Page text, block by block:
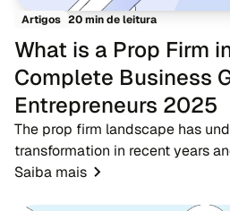
Artigos 20 min de leitura
What is a Prop Firm
Complete Business
Entrepreneurs 2025
The prop firm landscape has
transformation in recent years
one of the most significant
Saiba mais